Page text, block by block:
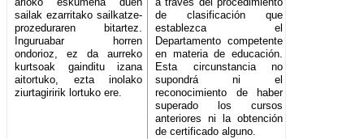
sailak ezarritako sailkatze-
prozeduraren bitartez.
Inguruabar horren
ondorioz, ez da aurreko
kurtsoak gainditu izana
aitortuko, ezta inolako
ziurtagiririk lortuko ere.
de clasificación que
establezca el
Departamento competente
en materia de educación.
Esta circunstancia no
supondrá ni el
reconocimiento de haber
superado los cursos
anteriores ni la obtención
de certificado alguno.